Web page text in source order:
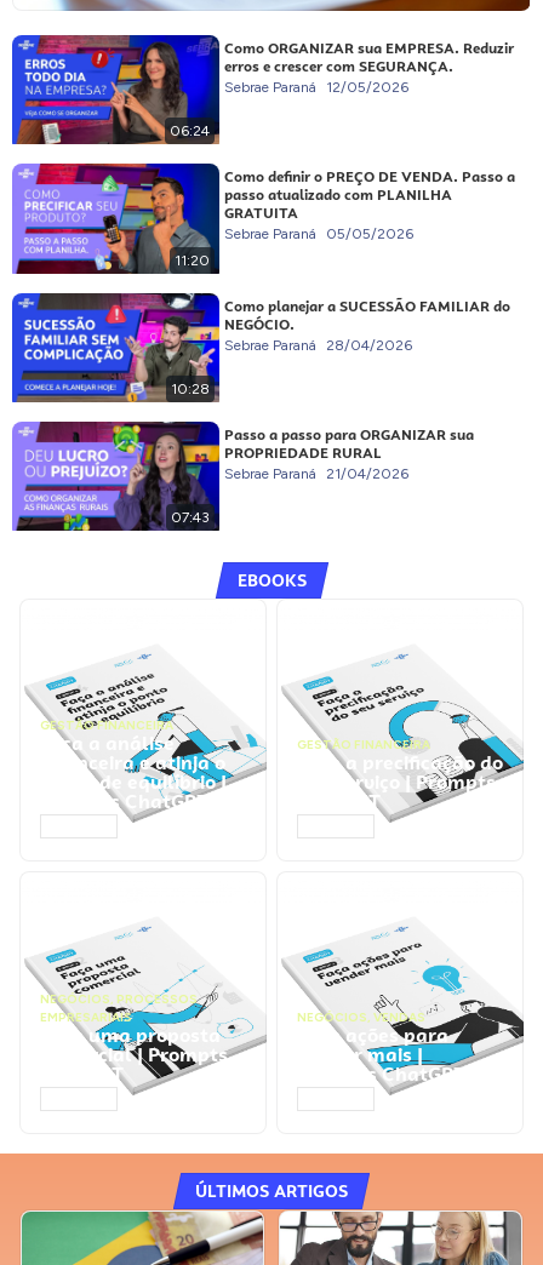
06:24
Como ORGANIZAR sua EMPRESA. Reduzir
erros e crescer com SEGURANÇA.
Sebrae Paraná 12/05/2026
11:20
Como definir o PREÇO DE VENDA. Passo a
passo atualizado com PLANILHA
GRATUITA
Sebrae Paraná 05/05/2026
10:28
Como planejar a SUCESSÃO FAMILIAR do
NEGÓCIO.
Sebrae Paraná 28/04/2026
07:43
Passo a passo para ORGANIZAR sua
PROPRIEDADE RURAL
Sebrae Paraná 21/04/2026
EBOOKS
GESTÃO FINANCEIRA
Faça a análise
financeira e atinja o
ponto de equilíbrio |
Prompts ChatGPT
GESTÃO FINANCEIRA
Faça a precificação do
seu serviço | Prompts
ChatGPT
NEGÓCIOS, PROCESSOS
EMPRESARIAIS
Faça uma proposta
comercial | Prompts
ChatGPT
NEGÓCIOS, VENDAS
Faça ações para
vender mais |
Prompts ChatGPT
ÚLTIMOS ARTIGOS